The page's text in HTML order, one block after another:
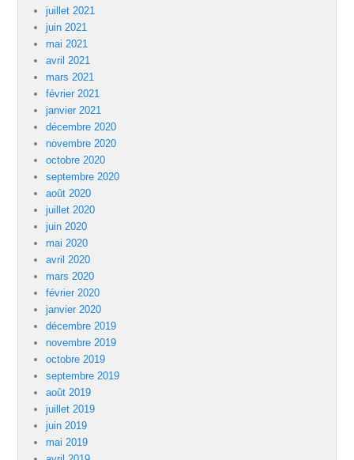
juillet 2021
juin 2021
mai 2021
avril 2021
mars 2021
février 2021
janvier 2021
décembre 2020
novembre 2020
octobre 2020
septembre 2020
août 2020
juillet 2020
juin 2020
mai 2020
avril 2020
mars 2020
février 2020
janvier 2020
décembre 2019
novembre 2019
octobre 2019
septembre 2019
août 2019
juillet 2019
juin 2019
mai 2019